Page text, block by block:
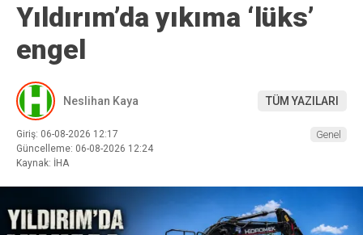
Yıldırım’da yıkıma ‘lüks’
engel
Neslihan Kaya TÜM YAZILARI
Giriş: 06-08-2026 12:17
Güncelleme: 06-08-2026 12:24
Kaynak: İHA
Genel